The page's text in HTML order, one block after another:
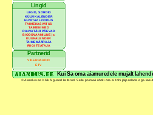
Lingid
LIIGID, SORDID
KÜLVIKALENDER
HUVITAV LOODUS
TAIMEKASVATUS
TAIMENIMED
RAHVATÄHTPÄEVAD
BIODÜNAAMILINE ja
KUUKALENDER
TAIMEMÄÄRAJA
RIIGI TEATAJA
Partnerid
VIKERRAADIO
ETV
Kui Sa oma aiamuredele mujalt
© Aiandus.ee Kõik õigused kaitstud. Selle portaali ühtki osa ei tohi jäljendada ega